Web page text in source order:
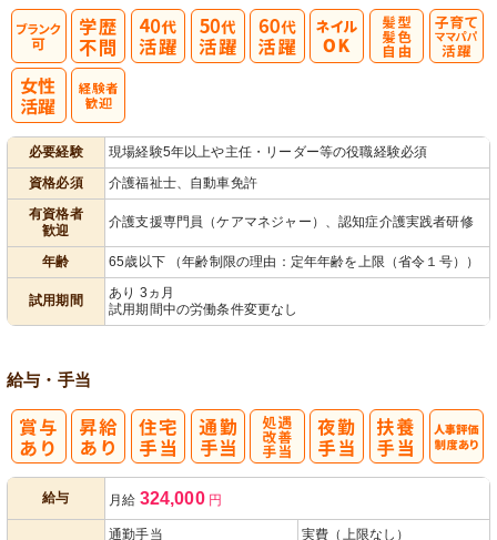
必要経験
現場経験5年以上や主任・リーダー等の役職経験必須
資格必須
介護福祉士、自動車免許
有資格者
歓迎
介護支援専門員（ケアマネジャー）、認知症介護実践者研修
年齢 65歳以下 （年齢制限の理由：定年年齢を上限（省令１号））
試用期間
あり 3ヵ月
試用期間中の労働条件変更なし
給与・手当
給与 月給 324,000円
通勤手当
実費（上限なし）